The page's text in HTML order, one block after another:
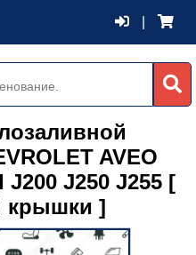
AVEO
J200 J250 J255 [
крышки ]